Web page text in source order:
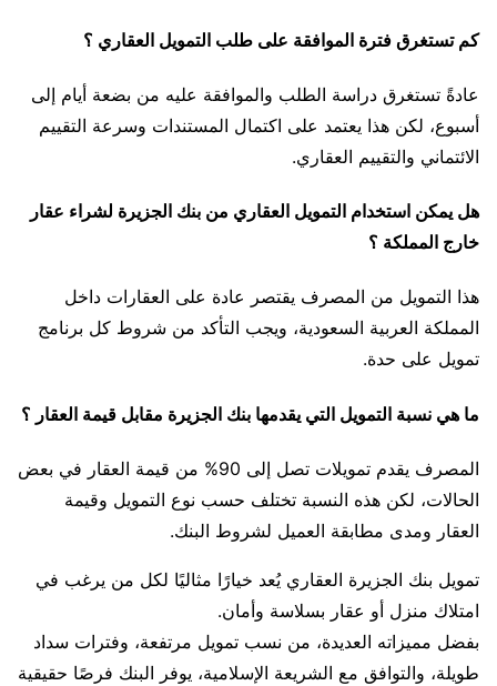
كم تستغرق فترة الموافقة على طلب التمويل العقاري ؟
عادةً تستغرق دراسة الطلب والموافقة عليه من بضعة أيام إلى
أسبوع، لكن هذا يعتمد على اكتمال المستندات وسرعة التقييم
الائتماني والتقييم العقاري.
هل يمكن استخدام التمويل العقاري من بنك الجزيرة لشراء عقار
خارج المملكة ؟
هذا التمويل من المصرف يقتصر عادة على العقارات داخل
المملكة العربية السعودية، ويجب التأكد من شروط كل برنامج
تمويل على حدة.
ما هي نسبة التمويل التي يقدمها بنك الجزيرة مقابل قيمة العقار ؟
المصرف يقدم تمويلات تصل إلى 90% من قيمة العقار في بعض
الحالات، لكن هذه النسبة تختلف حسب نوع التمويل وقيمة
العقار ومدى مطابقة العميل لشروط البنك.
تمويل بنك الجزيرة العقاري يُعد خيارًا مثاليًا لكل من يرغب في
امتلاك منزل أو عقار بسلاسة وأمان.
بفضل مميزاته العديدة، من نسب تمويل مرتفعة، وفترات سداد
طويلة، والتوافق مع الشريعة الإسلامية، يوفر البنك فرصًا حقيقية